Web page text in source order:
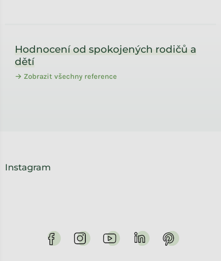
Hodnocení od spokojených rodičů a
dětí
→ Zobrazit všechny reference
Instagram